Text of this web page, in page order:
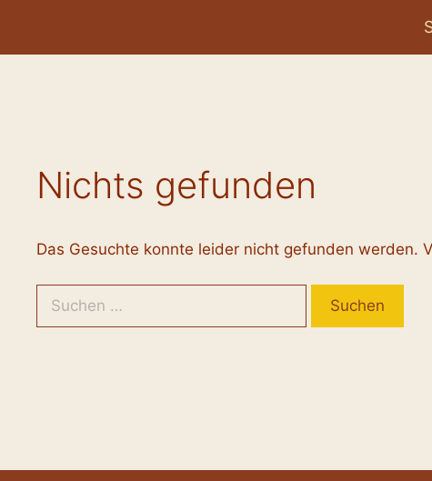
springen
Nichts gefunden
Das Gesuchte konnte leider nicht gefunden werden.
nach: